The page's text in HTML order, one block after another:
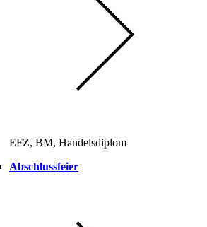
EFZ, BM, Handelsdiplom
Abschlussfeier